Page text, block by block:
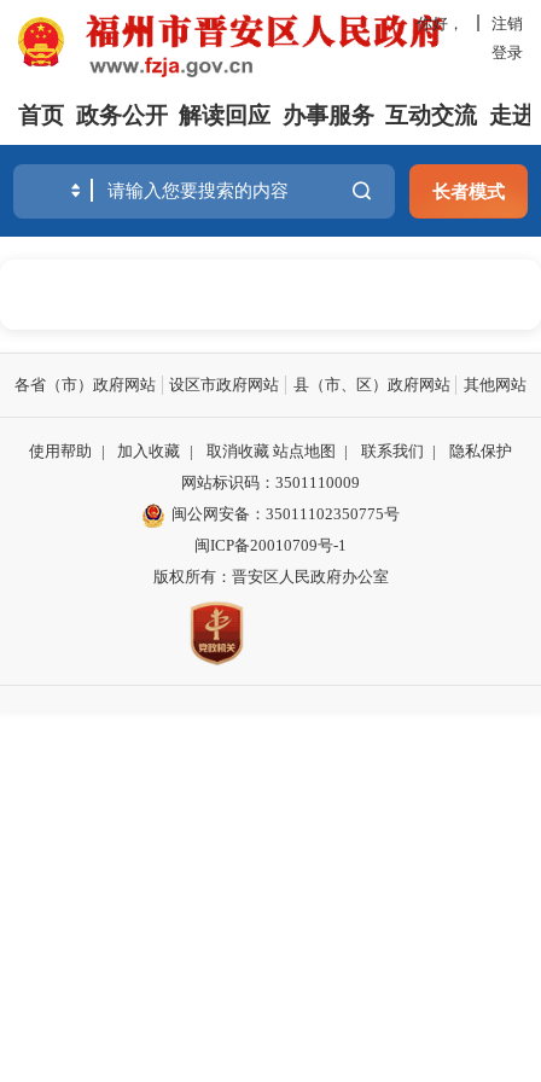
你好，
注销
登录
首页 政务公开 解读回应 办事服务 互动交流 走进
长者模式
各省（市）政府网站 设区市政府网站 县（市、区）政府网站 其他网站
使用帮助 | 加入收藏 | 取消收藏 站点地图 | 联系我们 |
隐私保护
网站标识码：3501110009
闽公网安备：35011102350775号
闽ICP备20010709号-1
版权所有：晋安区人民政府办公室